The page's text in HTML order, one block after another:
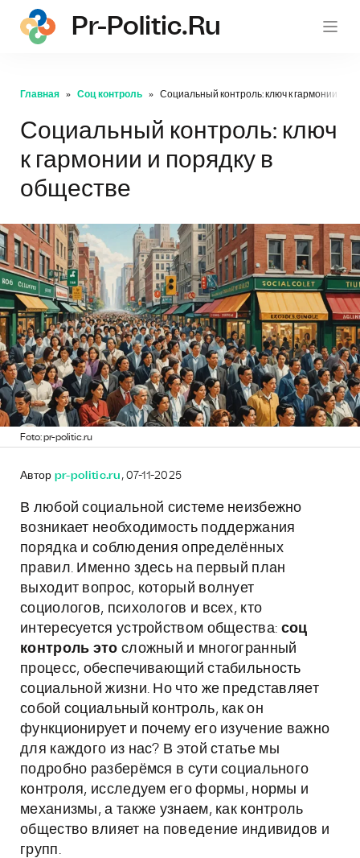
pr-
Pr-Politic.ru
Главная Соц контроль Социальный контроль: ключ к гармонии и
Социальный контроль: ключ
к гармонии и порядку в
обществе
Foto: pr-politic.ru
Автор pr-politic.ru , 07-11-2025
В любой социальной системе неизбежно
возникает необходимость поддержания
порядка и соблюдения определённых
правил. Именно здесь на первый план
выходит вопрос, который волнует
социологов, психологов и всех, кто
интересуется устройством общества: соц
контроль это сложный и многогранный
процесс, обеспечивающий стабильность
социальной жизни. Но что же представляет
собой социальный контроль, как он
функционирует и почему его изучение важно
для каждого из нас? В этой статье мы
подробно разберёмся в сути социального
контроля, исследуем его формы, нормы и
механизмы, а также узнаем, как контроль
общество влияет на поведение индивидов и
групп.